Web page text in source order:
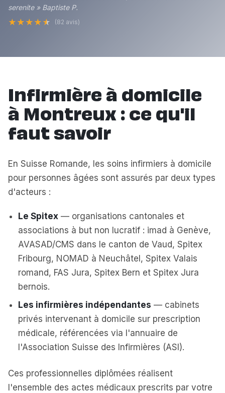
serenite » Baptiste P.
★ ★ ★ ★ ★ (82 avis)
Infirmière à domicile
à Montreux : ce qu'il
faut savoir
En Suisse Romande, les soins infirmiers à domicile
pour personnes âgées sont assurés par deux types
d'acteurs :
Le Spitex — organisations cantonales et
associations à but non lucratif : imad à Genève,
AVASAD/CMS dans le canton de Vaud, Spitex
Fribourg, NOMAD à Neuchâtel, Spitex Valais
romand, FAS Jura, Spitex Bern et Spitex Jura
bernois.
Les infirmières indépendantes — cabinets
privés intervenant à domicile sur prescription
médicale, référencées via l'annuaire de
l'Association Suisse des Infirmières (ASI).
Ces professionnelles diplômées réalisent
l'ensemble des actes médicaux prescrits par votre